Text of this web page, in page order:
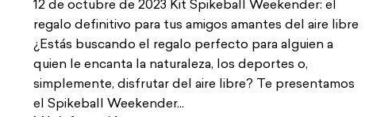
12 de octubre de 2023 Kit Spikeball Weekender: el
regalo definitivo para tus amigos amantes del aire libre
¿Estás buscando el regalo perfecto para alguien a
quien le encanta la naturaleza, los deportes o,
simplemente, disfrutar del aire libre? Te presentamos
el Spikeball Weekender...